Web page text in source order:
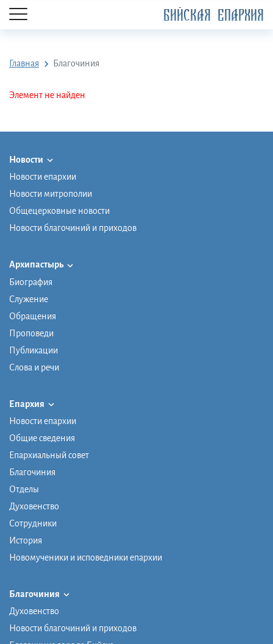
БИЙСКАЯ ЕПАРХИЯ
Главная Благочиния
Элемент не найден
Новости
Новости епархии
Новости митрополии
Общецерковные новости
Новости благочиний и приходов
Архипастырь
Биография
Служение
Обращения
Проповеди
Публикации
Слова и речи
Епархия
Новости епархии
Общие сведения
Епархиальный совет
Благочиния
Отделы
Духовенство
Сотрудники
История
Новомученики и исповедники епархии
Благочиния
Духовенство
Новости благочиний и приходов